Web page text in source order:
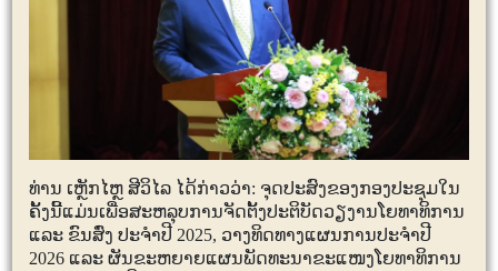
ທ່ານ ເຫຼັກໄຫຼ ສີວິໄລ ໄດ້ກ່າວວ່າ: ຈຸດປະສົງຂອງກອງປະຊຸມໃນ
ຄັ້ງນີ້ແມ່ນເພື່ອສະຫລຸບການຈັດຕັ້ງປະຕິບັດວຽງານໂຍທາທິການ
ແລະ ຂົນສົ່ງ ປະຈຳປີ2025, ວາງທິດທາງແຜນການປະຈຳປີ
2026 ແລະ ຜັນຂະຫຍາຍແຜນພັດທະນາຂະແໜງໂຍທາທິການ